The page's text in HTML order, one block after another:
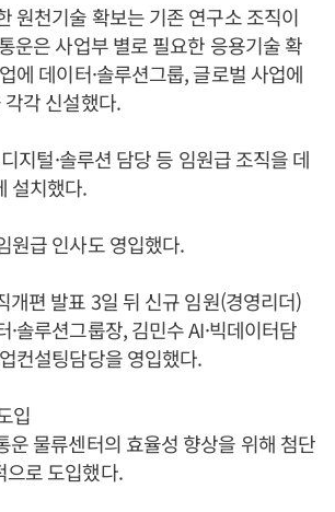
원천기술 확보는 기존 연구소 조직이
운은 사업부 별로 필요한 응용기술 확
에 데이터·솔루션그룹, 글로벌 사업에
각 신설했다.
지털·솔루션 담당 등 임원급 조직을 데
설치했다.
원급 인사도 영입했다.
개편 발표 3일 뒤 신규 임원(경영리더)
·솔루션그룹장, 김민수 AI·빅데이터담
컨설팅담당을 영입했다.
입
운 물류센터의 효율성 향상을 위해 첨단
으로 도입했다.